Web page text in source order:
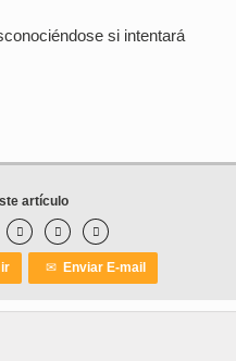
si intentará
artículo
  
✉ Enviar E-mail